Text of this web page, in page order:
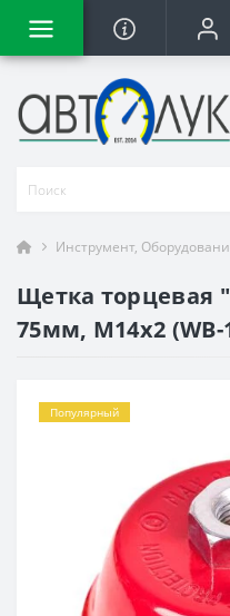
Инструмент,
Щетка торцевая
75мм, М14х2 (WB-
Популярный